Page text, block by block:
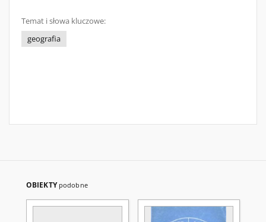
Temat i słowa kluczowe:
geografia
OBIEKTY podobne